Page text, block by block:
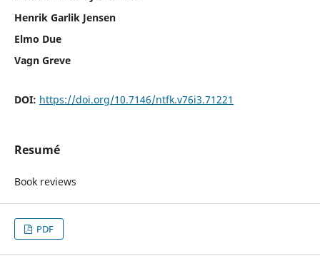
Henrik Garlik Jensen
Elmo Due
Vagn Greve
DOI: https://doi.org/10.7146/ntfk.v76i3.71221
Resumé
Book reviews
PDF